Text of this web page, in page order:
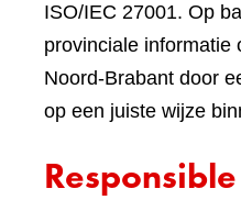
ISO/IEC 27001. Op
provinciale informatie
Noord-Brabant door
op een juiste wijze